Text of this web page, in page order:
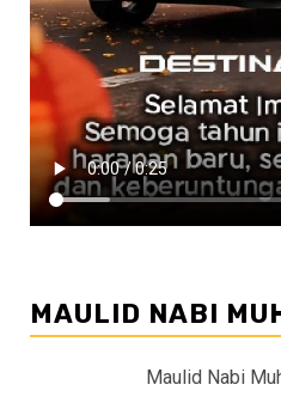
MAULID NABI
Maulid Nabi